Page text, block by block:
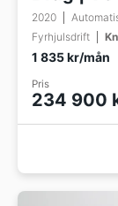
2020
Fyrhjulsdrift
1 835 kr/mån
Pris
234 900